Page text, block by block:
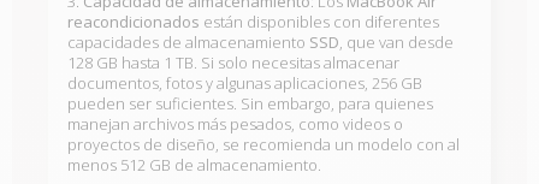
reacondicionados están disponibles con diferentes
capacidades de almacenamiento SSD , que van desde
128 GB hasta 1 TB. Si solo necesitas almacenar
documentos, fotos y algunas aplicaciones, 256 GB
pueden ser suficientes. Sin embargo, para quienes
manejan archivos más pesados, como videos o
proyectos de diseño, se recomienda un modelo con al
menos 512 GB de almacenamiento.